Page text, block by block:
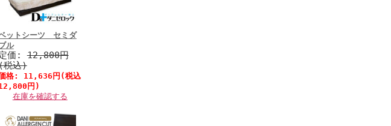
ットシーツ セミダ
ル
価:12,800円
込)
格: 11,636円 (税込
円)
在庫を確認する